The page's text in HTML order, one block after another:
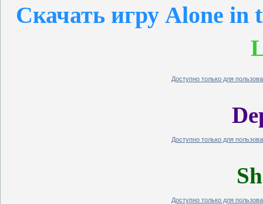
Скачать игру Alone in
Доступно только для
Доступно только для
Доступно только для